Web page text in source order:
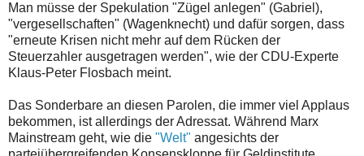
Man müsse der Spekulation "Zügel anlegen" (Gabriel),
"vergesellschaften" (Wagenknecht) und dafür sorgen, dass
"erneute Krisen nicht mehr auf dem Rücken der
Steuerzahler ausgetragen werden", wie der CDU-Experte
Klaus-Peter Flosbach meint.
Das Sonderbare an diesen Parolen, die immer viel Applaus
bekommen, ist allerdings der Adressat. Während Marx
Mainstream geht, wie die "Welt" angesichts der